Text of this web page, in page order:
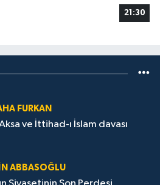
21:30
FURKAN
ve İttihad-ı İslam davası
ABBASOĞLU